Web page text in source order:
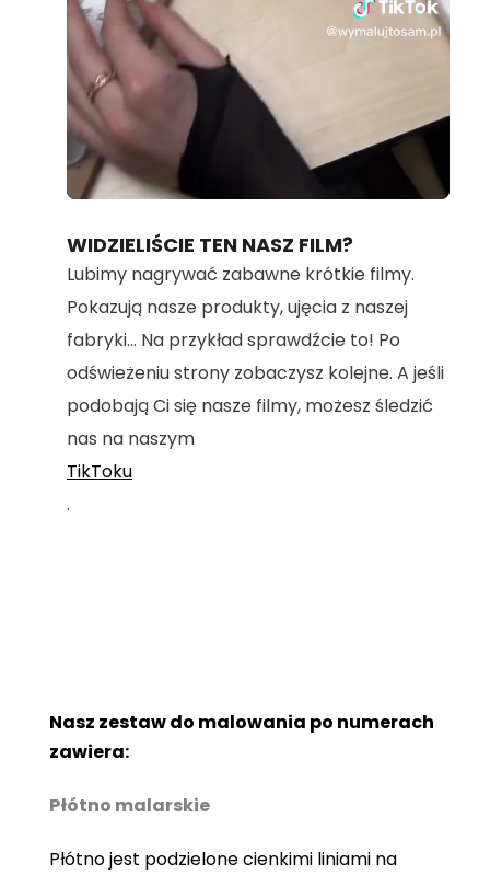
Unmute
100.00%
WIDZIELIŚCIE TEN NASZ FILM?
Lubimy nagrywać zabawne krótkie filmy.
Pokazują nasze produkty, ujęcia z naszej
fabryki... Na przykład sprawdźcie to! Po
odświeżeniu strony zobaczysz kolejne. A jeśli
podobają Ci się nasze filmy, możesz śledzić
nas na naszym
TikToku
.
Nasz zestaw do malowania po numerach
zawiera:
Płótno malarskie
Płótno jest podzielone cienkimi liniami na